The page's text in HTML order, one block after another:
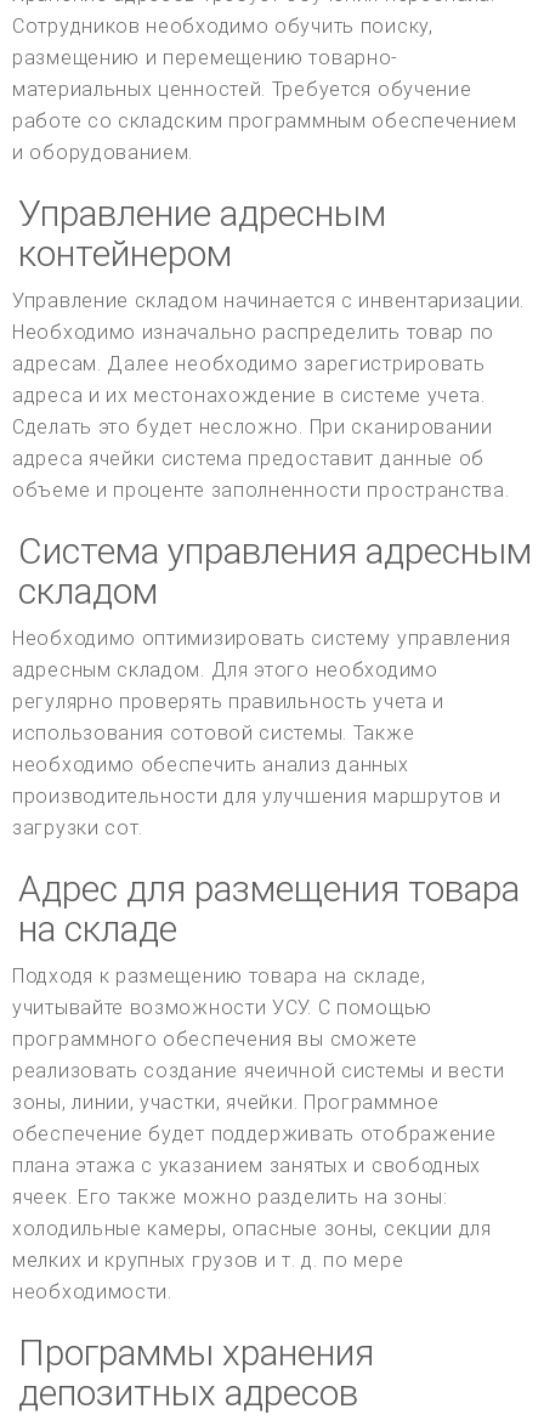
Сотрудников необходимо обучить поиску,
размещению и перемещению товарно-
материальных ценностей. Требуется обучение
работе со складским программным обеспечением
и оборудованием.
Управление адресным
контейнером
Управление складом начинается с инвентаризации.
Необходимо изначально распределить товар по
адресам. Далее необходимо зарегистрировать
адреса и их местонахождение в системе учета.
Сделать это будет несложно. При сканировании
адреса ячейки система предоставит данные об
объеме и проценте заполненности пространства.
Система управления адресным
складом
Необходимо оптимизировать систему управления
адресным складом. Для этого необходимо
регулярно проверять правильность учета и
использования сотовой системы. Также
необходимо обеспечить анализ данных
производительности для улучшения маршрутов и
загрузки сот.
Адрес для размещения товара
на складе
Подходя к размещению товара на складе,
учитывайте возможности УСУ. С помощью
программного обеспечения вы сможете
реализовать создание ячеичной системы и вести
зоны, линии, участки, ячейки. Программное
обеспечение будет поддерживать отображение
плана этажа с указанием занятых и свободных
ячеек. Его также можно разделить на зоны:
холодильные камеры, опасные зоны, секции для
мелких и крупных грузов и т. д. по мере
необходимости.
Программы хранения
депозитных адресов